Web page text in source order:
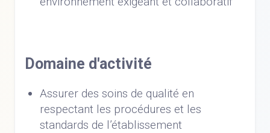
Domaine d'activité
Assurer des soins de qualité en
respectant les procédures et les
standards de l’établissement